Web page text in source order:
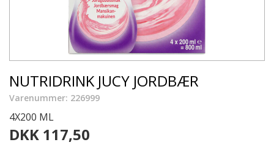
NUTRIDRINK JUCY JORDBÆR
Varenummer: 226999
4X200 ML
DKK 117,50